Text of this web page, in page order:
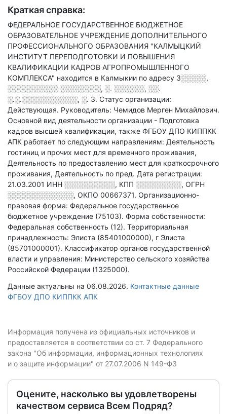
Краткая справка:
ФЕДЕРАЛЬНОЕ ГОСУДАРСТВЕННОЕ БЮДЖЕТНОЕ
ОБРАЗОВАТЕЛЬНОЕ УЧРЕЖДЕНИЕ ДОПОЛНИТЕЛЬНОГО
ПРОФЕССИОНАЛЬНОГО ОБРАЗОВАНИЯ "КАЛМЫЦКИЙ
ИНСТИТУТ ПЕРЕПОДГОТОВКИ И ПОВЫШЕНИЯ
КВАЛИФИКАЦИИ КАДРОВ АГРОПРОМЫШЛЕННОГО
КОМПЛЕКСА" находится в Калмыкии по адресу 3░░░░░,
░░░░░░░░░░ ░░░░░░░░, ░. ░░░░░░, ░░.
░.░.░░░░░░░░░░░, ░. 3. Статус организации:
Действующая. Руководитель: Чемидов Мерген Михайлович.
Основной вид деятельности организации - Подготовка
кадров высшей квалификации, также ФГБОУ ДПО КИППКК
АПК работает по следующим направлениям: Деятельность
гостиниц и прочих мест для временного проживания,
Деятельность по предоставлению мест для краткосрочного
проживания, Деятельность по пред. Дата регистрации:
21.03.2001 ИНН ░░░░░░░░░░, КПП ░░░░░░░░░, ОГРН
░░░░░░░░░░░░░, ОКПО 00667371. Организационно-
правовая форма: Федеральное государственное
бюджетное учреждение (75103). Форма собственности:
Федеральная собственность (12). Территориальная
принадлежность: Элиста (85401000000), г Элиста
(85701000001). Классификатор органов государственной
власти и управления: Министерство сельского хозяйства
Российской Федерации (1325000).
Данные актуальны на 06.08.2026. Контактные данные
ФГБОУ ДПО КИППКК АПК
Информация получена из официальных источников и
предоставляется в соответствии со ст. 7 Федерального
закона "Об информации, информационных технологиях
и о защите информации" от 27.07.2006 N 149-ФЗ
Оцените, насколько вы удовлетворены
качеством сервиса Всем Подряд?